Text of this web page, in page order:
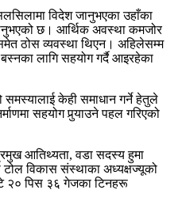
विदेश जानुभएका उहाँका
छ। आर्थिक अवस्था कमजोर
ठोस व्यवस्था थिएन। अहिलेसम्म
लागि सहयोग गर्दै आइरहेका
समस्यालाई केही समाधान गर्ने हेतुले
सहयोग पुर्‍याउने पहल गरिएको
आतिथ्यता, वडा सदस्य हुमा
टोल विकास संस्थाका अध्यक्षज्यूको
२० पिस ३६ गेजका टिनहरू